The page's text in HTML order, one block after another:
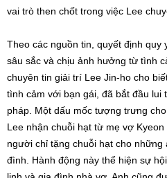
vai trò then chốt trong việc Lee
Theo các nguồn tin, quyết định quy
sâu sắc và chịu ảnh hưởng từ tình
chuyên tin giải trí Lee Jin-ho cho
tình cảm với bạn gái, đã bắt đầu lui
pháp. Một dấu mốc tượng trưng
Lee nhận chuỗi hạt từ mẹ vợ
người chỉ tặng chuỗi hạt cho
đình. Hành động này thể hiện sự